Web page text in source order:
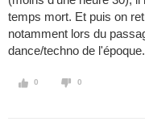
temps mort. Et puis on
notamment lors du
dance/techno de l'époque.
0 0